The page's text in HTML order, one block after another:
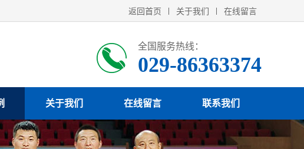
返回首页 关于我们 在线留言
全国服务热线：
029-86363374
关于我们 在线留言 联系我们